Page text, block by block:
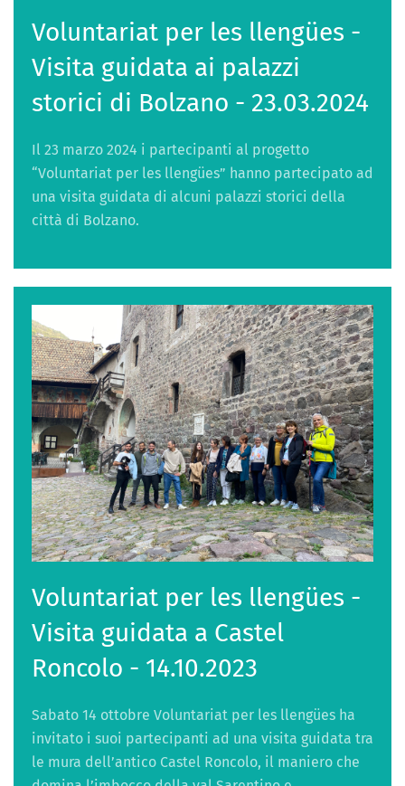
Voluntariat per les llengües -
Visita guidata ai palazzi
storici di Bolzano - 23.03.2024
Il 23 marzo 2024 i partecipanti al progetto
“Voluntariat per les llengües” hanno partecipato ad
una visita guidata di alcuni palazzi storici della
città di Bolzano.
Voluntariat per les llengües -
Visita guidata a Castel
Roncolo - 14.10.2023
Sabato 14 ottobre Voluntariat per les llengües ha
invitato i suoi partecipanti ad una visita guidata tra
le mura dell’antico Castel Roncolo, il maniero che